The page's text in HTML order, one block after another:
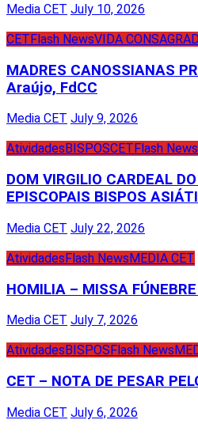
Media CET July 10, 2026
CETFlash NewsVIDA
MADRES CANOSSIANAS
Araújo, FdCC
Media CET July 9, 2026
Atividades BISPOSCET Flash News
DOM VIRGILIO CARDEAL
EPISCOPAIS BISPOS
Media CET July 22, 2026
AtividadesFlash NewsMEDIA CET
HOMILIA – MISSA
Media CET July 7, 2026
Atividades BISPOS Flash News
CET – NOTA DE PESAR
Media CET July 6, 2026